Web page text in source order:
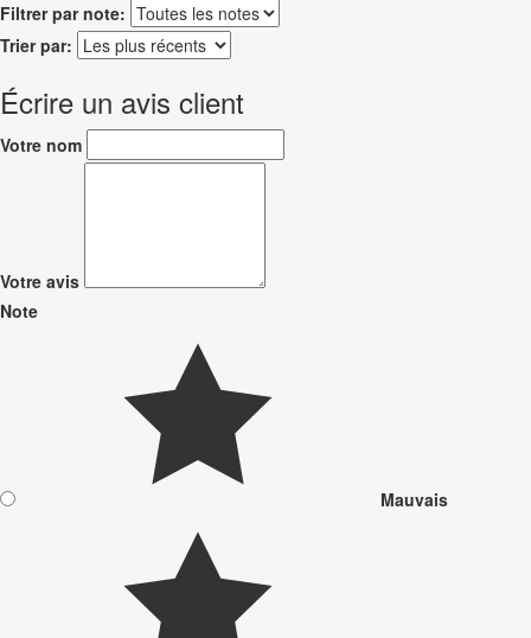
Filtrer par note:
Trier par:
Écrire un avis client
Votre nom
Votre avis
Note
Mauvais